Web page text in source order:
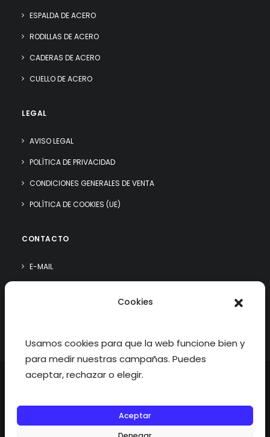
Cookies
Usamos cookies para que la web funcione bien y
para medir nuestras campañas. Puedes
aceptar, rechazar o elegir.
Aceptar
ESPALDA DE ACERO
RODILLAS DE ACERO
CADERAS DE ACERO
CUELLO DE ACERO
LEGAL
AVISO LEGAL
POLÍTICA DE PRIVACIDAD
CONDICIONES GENERALES DE VENTA
POLÍTICA DE COOKIES (UE)
CONTACTO
E-MAIL
©2026 fisioterapiatualcance todos los derechos reservados.